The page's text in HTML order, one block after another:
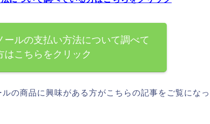
ールの支払い方法について調べて
はこちらをクリック
の商品に興味がある方がこちらの記事をご覧になっ